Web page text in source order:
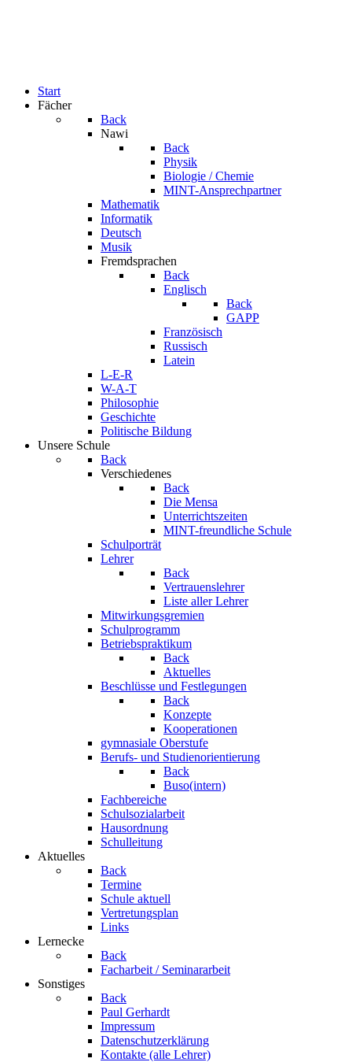
Start
Fächer
Back
Nawi
Back
Physik
Biologie / Chemie
MINT-Ansprechpartner
Mathematik
Informatik
Deutsch
Musik
Fremdsprachen
Back
Englisch
Back
GAPP
Französisch
Russisch
Latein
L-E-R
W-A-T
Philosophie
Geschichte
Politische Bildung
Unsere Schule
Back
Verschiedenes
Back
Die Mensa
Unterrichtszeiten
MINT-freundliche Schule
Schulporträt
Lehrer
Back
Vertrauenslehrer
Liste aller Lehrer
Mitwirkungsgremien
Schulprogramm
Betriebspraktikum
Back
Aktuelles
Beschlüsse und Festlegungen
Back
Konzepte
Kooperationen
gymnasiale Oberstufe
Berufs- und Studienorientierung
Back
Buso(intern)
Fachbereiche
Schulsozialarbeit
Hausordnung
Schulleitung
Aktuelles
Back
Termine
Schule aktuell
Vertretungsplan
Links
Lernecke
Back
Facharbeit / Seminararbeit
Sonstiges
Back
Paul Gerhardt
Impressum
Datenschutzerklärung
Kontakte (alle Lehrer)